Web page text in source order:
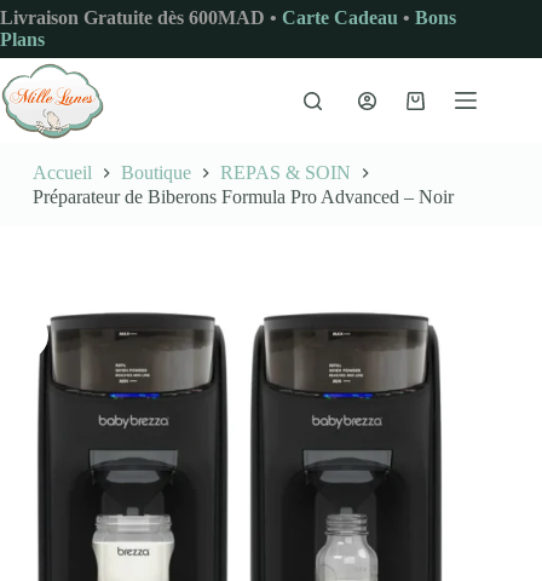
Passer
au
contenu
Livraison Gratuite dès 600MAD • Carte Cadeau • Bons
Plans
Panier
Accueil Boutique
REPAS & SOIN
Préparateur de Biberons Formula Pro Advanced – Noir